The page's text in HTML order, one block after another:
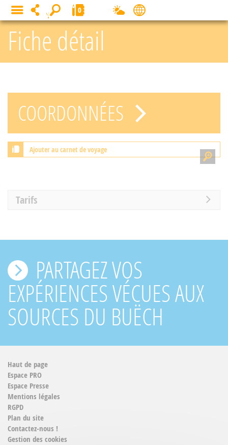
Fiche détail
COORDONNÉES
Ajouter au carnet de voyage
Tarifs
PARTAGEZ VOS
EXPÉRIENCES VÉCUES AUX
SOURCES DU BUËCH
Haut de page
Espace PRO
Espace Presse
Mentions légales
RGPD
Plan du site
Contactez-nous !
Gestion des cookies
MENU 0
Panneau de gestion des cookies